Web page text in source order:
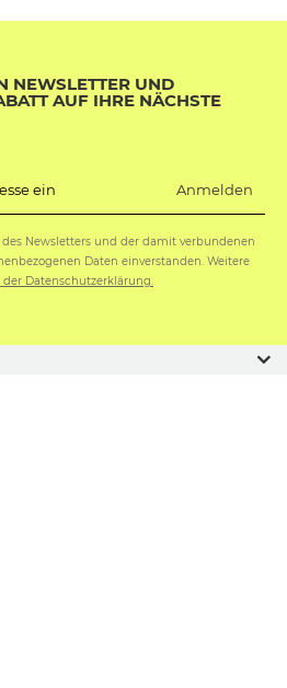
NEWSLETTER UND
AUF IHRE NÄCHSTE
ein Anmelden
Newsletters und der damit verbundenen
Daten einverstanden. Weitere
der Datenschutzerklärung.